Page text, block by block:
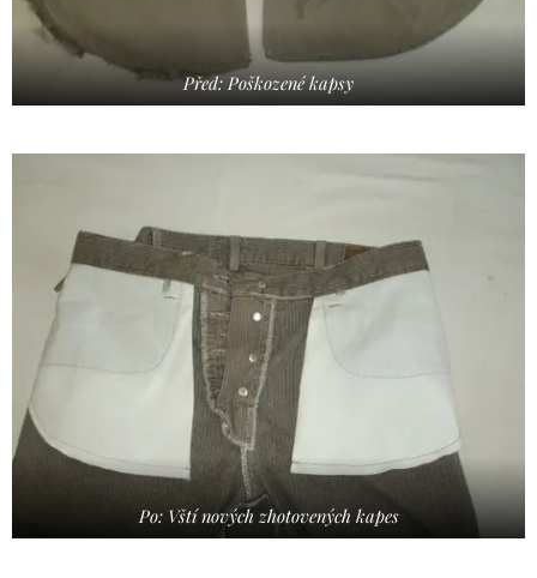
Před: Poškozené kapsy
Po: Vští nových zhotovených kapes